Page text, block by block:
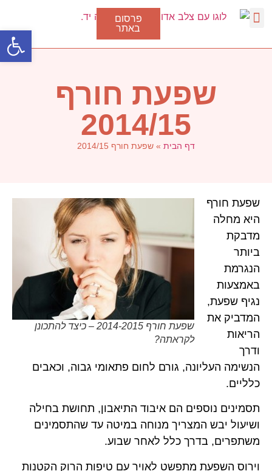
פתח
פרסום
באתר
שפעת חורף
2014/15
דף הבית » שפעת חורף 2014/15
שפעת חורף 2014-2015 – כיצד להתכונן
לקראתה?
שפעת חורף
היא מחלה
מדבקת
ביותר
הנגרמת
באמצעות
נגיף שפעת,
המדביק את
הריאות
ודרך
הנשימה העליונה, גורם לחום פתאומי גבוה, וכאבים
כלליים.
תסמינים נוספים הם איבוד התיאבון, תחושת בחילה
ושיעול יבש המצריך מנוחה במיטה עד שהתסמינים
משתפרים, בדרך כלל לאחר שבוע.
וירוס השפעת מתפשט לאויר עם טיפות הרוק הקטנות